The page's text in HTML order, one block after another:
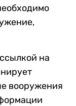
на
вооружения